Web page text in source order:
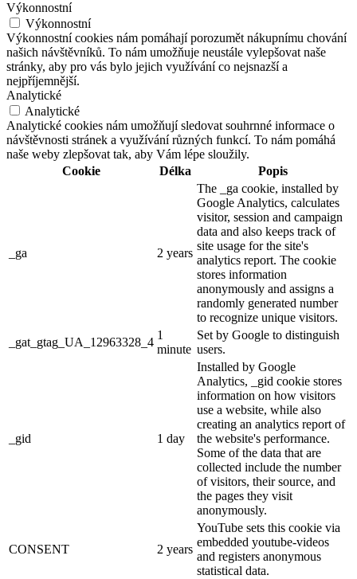
Výkonnostní
Výkonnostní
Výkonnostní cookies nám pomáhají porozumět nákupnímu chování
našich návštěvníků. To nám umožňuje neustále vylepšovat naše
stránky, aby pro vás bylo jejich využívání co nejsnazší a
nejpříjemnější.
Analytické
Analytické
Analytické cookies nám umožňují sledovat souhrnné informace o
návštěvnosti stránek a využívání různých funkcí. To nám pomáhá
naše weby zlepšovat tak, aby Vám lépe sloužily.
Cookie
Délka Popis
_ga 2 years
The _ga cookie, installed by
Google Analytics, calculates
visitor, session and campaign
data and also keeps track of
site usage for the site's
analytics report. The cookie
stores information
anonymously and assigns a
randomly generated number
to recognize unique visitors.
_gat_gtag_UA_12963328_4
1
minute
Set by Google to distinguish
users.
_gid 1 day
Installed by Google
Analytics, _gid cookie stores
information on how visitors
use a website, while also
creating an analytics report of
the website's performance.
Some of the data that are
collected include the number
of visitors, their source, and
the pages they visit
anonymously.
CONSENT 2 years
YouTube sets this cookie via
embedded youtube-videos
and registers anonymous
statistical data.